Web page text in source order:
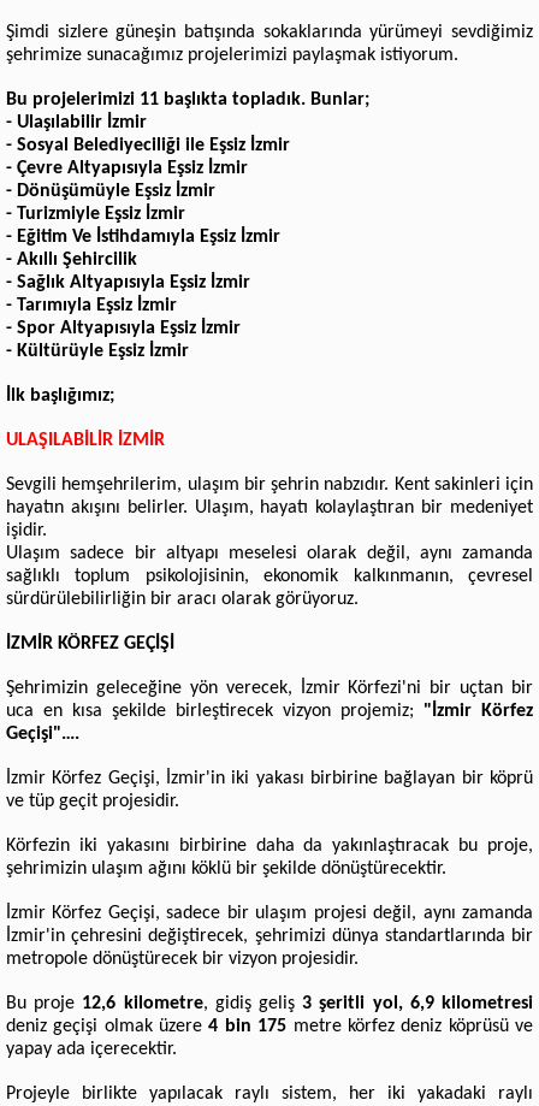
Şimdi sizlere güneşin batışında sokaklarında yürümeyi sevdiğimiz
şehrimize sunacağımız projelerimizi paylaşmak istiyorum.
Bu projelerimizi 11 başlıkta topladık. Bunlar;
- Ulaşılabilir İzmir
- Sosyal Belediyeciliği ile Eşsiz İzmir
- Çevre Altyapısıyla Eşsiz İzmir
- Dönüşümüyle Eşsiz İzmir
- Turizmiyle Eşsiz İzmir
- Eğitim Ve İstihdamıyla Eşsiz İzmir
- Akıllı Şehircilik
- Sağlık Altyapısıyla Eşsiz İzmir
- Tarımıyla Eşsiz İzmir
- Spor Altyapısıyla Eşsiz İzmir
- Kültürüyle Eşsiz İzmir
İlk başlığımız;
ULAŞILABİLİR İZMİR
Sevgili hemşehrilerim, ulaşım bir şehrin nabzıdır. Kent sakinleri için
hayatın akışını belirler. Ulaşım, hayatı kolaylaştıran bir medeniyet
işidir.
Ulaşım sadece bir altyapı meselesi olarak değil, aynı zamanda
sağlıklı toplum psikolojisinin, ekonomik kalkınmanın, çevresel
sürdürülebilirliğin bir aracı olarak görüyoruz.
İZMİR KÖRFEZ GEÇİŞİ
Şehrimizin geleceğine yön verecek, İzmir Körfezi'ni bir uçtan bir
uca en kısa şekilde birleştirecek vizyon projemiz; "İzmir Körfez
Geçişi"….
İzmir Körfez Geçişi, İzmir'in iki yakası birbirine bağlayan bir köprü
ve tüp geçit projesidir.
Körfezin iki yakasını birbirine daha da yakınlaştıracak bu proje,
şehrimizin ulaşım ağını köklü bir şekilde dönüştürecektir.
İzmir Körfez Geçişi, sadece bir ulaşım projesi değil, aynı zamanda
İzmir'in çehresini değiştirecek, şehrimizi dünya standartlarında bir
metropole dönüştürecek bir vizyon projesidir.
Bu proje 12,6 kilometre, gidiş geliş3 şeritli yol, 6,9 kilometresi
deniz geçişi olmak üzere4 bin 175 metre körfez deniz köprüsü ve
yapay ada içerecektir.
Projeyle birlikte yapılacak raylı sistem, her iki yakadaki raylı